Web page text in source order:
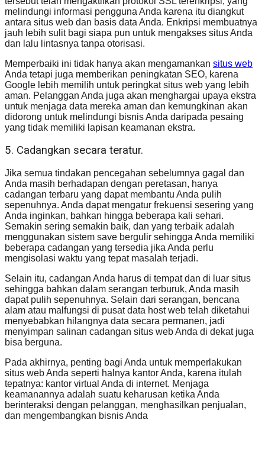
melindungi informasi pengguna Anda karena itu diangkut
antara situs web dan basis data Anda. Enkripsi membuatnya
jauh lebih sulit bagi siapa pun untuk mengakses situs Anda
dan lalu lintasnya tanpa otorisasi.
Memperbaiki ini tidak hanya akan mengamankan situs web
Anda tetapi juga memberikan peningkatan SEO, karena
Google lebih memilih untuk peringkat situs web yang lebih
aman. Pelanggan Anda juga akan menghargai upaya ekstra
untuk menjaga data mereka aman dan kemungkinan akan
didorong untuk melindungi bisnis Anda daripada pesaing
yang tidak memiliki lapisan keamanan ekstra.
5. Cadangkan secara teratur.
Jika semua tindakan pencegahan sebelumnya gagal dan
Anda masih berhadapan dengan peretasan, hanya
cadangan terbaru yang dapat membantu Anda pulih
sepenuhnya. Anda dapat mengatur frekuensi sesering yang
Anda inginkan, bahkan hingga beberapa kali sehari.
Semakin sering semakin baik, dan yang terbaik adalah
menggunakan sistem save bergulir sehingga Anda memiliki
beberapa cadangan yang tersedia jika Anda perlu
mengisolasi waktu yang tepat masalah terjadi.
Selain itu, cadangan Anda harus di tempat dan di luar situs
sehingga bahkan dalam serangan terburuk, Anda masih
dapat pulih sepenuhnya. Selain dari serangan, bencana
alam atau malfungsi di pusat data host web telah diketahui
menyebabkan hilangnya data secara permanen, jadi
menyimpan salinan cadangan situs web Anda di dekat juga
bisa berguna.
Pada akhirnya, penting bagi Anda untuk memperlakukan
situs web Anda seperti halnya kantor Anda, karena itulah
tepatnya: kantor virtual Anda di internet. Menjaga
keamanannya adalah suatu keharusan ketika Anda
berinteraksi dengan pelanggan, menghasilkan penjualan,
dan mengembangkan bisnis Anda